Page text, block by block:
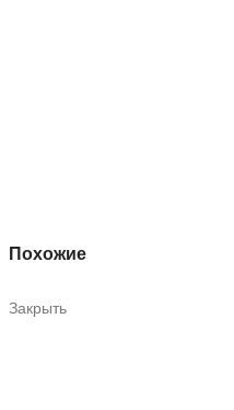
Похожие
Закрыть